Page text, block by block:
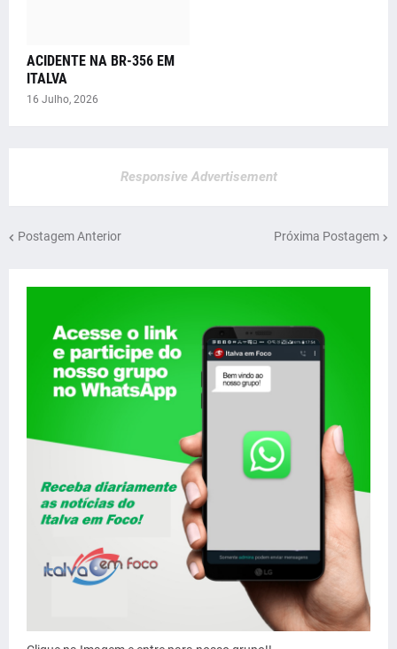
ACIDENTE NA BR-356 EM
ITALVA
16 Julho, 2026
Responsive Advertisement
Postagem Anterior Próxima Postagem